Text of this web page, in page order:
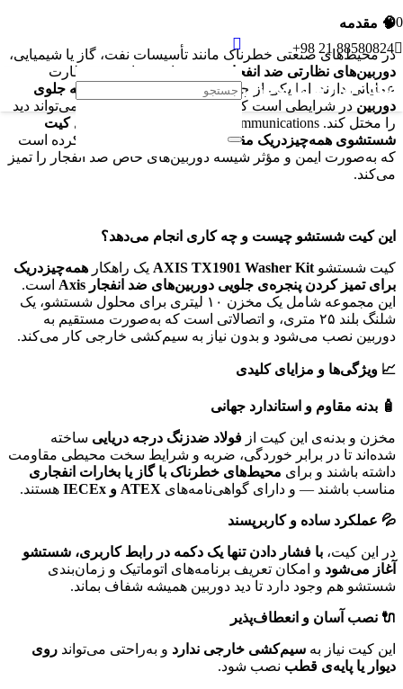
88580824 21 98+
پیشتازان ارتباط مجازی
🧠 مقدمه
در محیط‌های صنعتی خطرناک مانند تأسیسات نفت، گاز یا شیمیایی،
دوربین‌های نظارتی ضد انفجار
نقش حیاتی در ایمنی و نظارت
عملیاتی دارند. اما یکی از چالش‌ها، تمیز نگه‌داشتن
شیشه جلوی
دوربین در شرایطی است که گردوغبار، چربی و آلودگی می‌تواند دید
را مختل کند. Axis Communications برای حل این مشکل
کیت
شستشوی همه‌چیز‌در‌یک مقاوم در برابر انفجار
طراحی کرده است
که به‌صورت ایمن و مؤثر شیشه دوربین‌های خاص ضد انفجار را تمیز
می‌کند.
این کیت شستشو چیست و چه کاری انجام می‌دهد؟
کیت شستشو AXIS TX1901 Washer Kit یک راهکار همه‌چیز‌در‌یک
برای تمیز کردن پنجره‌ی جلویی دوربین‌های ضد انفجار
است.
این مجموعه شامل یک مخزن ۱۰ لیتری برای محلول شستشو، یک
شلنگ بلند ۲۵ متری، و اتصالاتی است که به‌صورت مستقیم به
دوربین نصب می‌شود و بدون نیاز به سیم‌کشی خارجی کار می‌کند.
📈 ویژگی‌ها و مزایای کلیدی
🧴 بدنه مقاوم و استاندارد جهانی
مخزن و بدنه‌ی این کیت از فولاد ضدزنگ درجه دریایی ساخته
شده‌اند تا در برابر خوردگی، ضربه و شرایط سخت محیطی مقاومت
داشته باشند و برای محیط‌های خطرناک با گاز یا بخارات انفجاری
مناسب باشند — و دارای گواهی‌نامه‌های ATEX و هستند.
💦 عملکرد ساده و کاربرپسند
در این کیت، با فشار دادن تنها یک دکمه در رابط کاربری، شستشو
آغاز می‌شود و امکان تعریف برنامه‌های اتوماتیک و زمان‌بندی
شستشو هم وجود دارد تا دید دوربین همیشه شفاف بماند.
🔌 نصب آسان و انعطاف‌پذیر
این کیت نیاز به سیم‌کشی خارجی ندارد و به‌راحتی می‌تواند روی
دیوار یا پایه‌ی قطب نصب شود.